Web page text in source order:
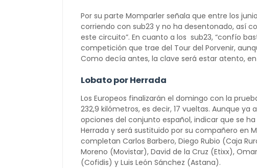
Por su parte Momparler señala que entre los
corriendo con sub23 y no ha desentonado, así
este circuito”. En cuanto a los sub23, “confío
competición que trae del Tour del Porvenir,
Como decía antes, la clave será estar atento,
Lobato por Herrada
Los Europeos finalizarán el domingo con la
232,9 kilómetros, es decir, 17 vueltas. Aunque
opciones del conjunto español, indicar que se
Herrada y será sustituido por su compañero en
completan Carlos Barbero, Diego Rubio (Caja
Moreno (Movistar), David de la Cruz (Etixx),
(Cofidis) y Luis León Sánchez (Astana).